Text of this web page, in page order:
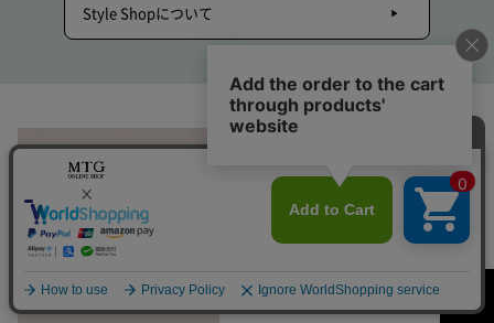
Style Shopについて